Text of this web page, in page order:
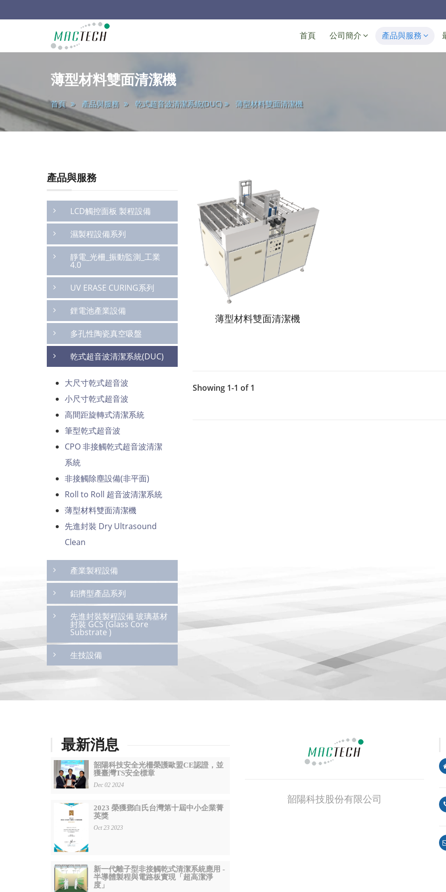
陽
科
技
Navigation
首頁 公司簡介 產品與服務
main
薄型材料雙面清潔機
首頁 產品與服務 乾式超音波清潔系統(DUC) 薄型材料雙面清潔機
產品與服務
LCD觸控面板 製程設備
濕製程設備系列
靜電_光柵_振動監測_工業
4.0
UV ERASE CURING系列
鋰電池產業設備
多孔性陶瓷真空吸盤
乾式超音波清潔系統(DUC)
大尺寸乾式超音波
小尺寸乾式超音波
高間距旋轉式清潔系統
筆型乾式超音波
CPO 非接觸乾式超音波清潔
系統
非接觸除塵設備(非平面)
Roll to Roll 超音波清潔系統
薄型材料雙面清潔機
先進封裝 Dry Ultrasound
Clean
產業製程設備
鋁擠型產品系列
先進封裝製程設備 玻璃基材
封裝 GCS (Glass Core
Substrate )
生技設備
薄型材料雙面清潔機
Showing 1-1 of 1
最新消息
韶陽科技安全光柵榮護歐盟CE認證，並
獲臺灣TS安全標章
Dec 02 2024
2023 榮獲鄧白氏台灣第十屆中小企業菁
英獎
Oct 23 2023
新一代離子型非接觸乾式清潔系統應用 -
半導體製程與電路板實現「超高潔淨
度」
韶陽科技股份有限公司